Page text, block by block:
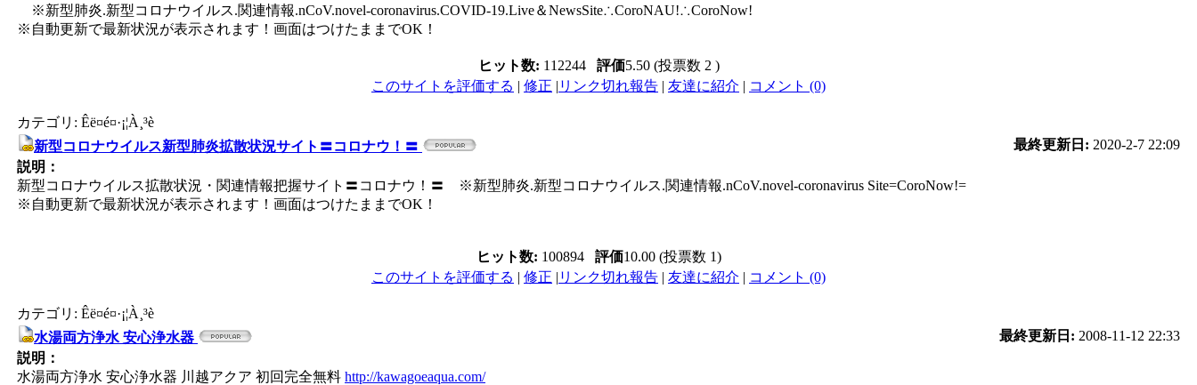
※新型肺炎.新型コロナウイルス.関連情報.nCoV.novel-coronavirus.COVID-19.Live＆NewsSite∴CoroNAU!∴CoroNow!
※自動更新で最新状況が表示されます！画面はつけたままでOK！
ヒット数: 112244 評価5.50 (投票数 2 )
このサイトを評価する | 修正 | リンク切れ報告 | 友達に紹介 | コメント (0)
カテゴリ: Êë¤é¤·¡¦À¸³è
新型コロナウイルス新型肺炎拡散状況サイト〓コロナウ！〓
最終更新日: 2020-2-7 22:09
説明：
新型コロナウイルス拡散状況・関連情報把握サイト〓コロナウ！〓 ※新型肺炎.新型コロナウイルス.関連情報.nCoV.novel-coronavirus Site=CoroNow!=
※自動更新で最新状況が表示されます！画面はつけたままでOK！
ヒット数: 100894 評価10.00 (投票数 1)
このサイトを評価する | 修正 | リンク切れ報告 | 友達に紹介 | コメント (0)
カテゴリ: Êë¤é¤·¡¦À¸³è
水湯両方浄水 安心浄水器
最終更新日: 2008-11-12 22:33
説明：
水湯両方浄水 安心浄水器 川越アクア 初回完全無料 http://kawagoeaqua.com/